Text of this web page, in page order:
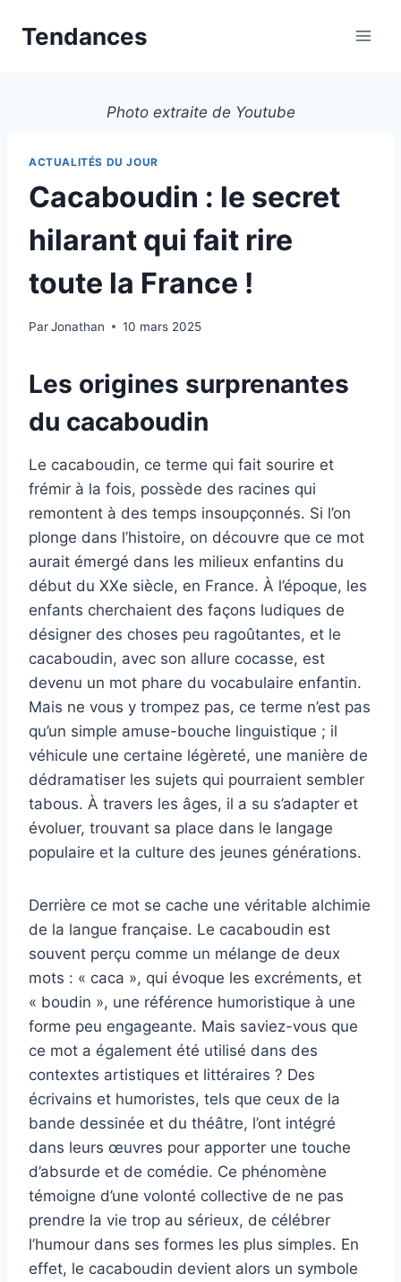
Tendances
Photo extraite de Youtube
ACTUALITÉS DU JOUR
Cacaboudin : le secret
hilarant qui fait rire
toute la France !
ParJonathan 10 mars 2025
Les origines surprenantes
du cacaboudin
Le cacaboudin, ce terme qui fait sourire et
frémir à la fois, possède des racines qui
remontent à des temps insoupçonnés. Si l’on
plonge dans l’histoire, on découvre que ce mot
aurait émergé dans les milieux enfantins du
début du XXe siècle, en France. À l’époque, les
enfants cherchaient des façons ludiques de
désigner des choses peu ragoûtantes, et le
cacaboudin, avec son allure cocasse, est
devenu un mot phare du vocabulaire enfantin.
Mais ne vous y trompez pas, ce terme n’est pas
qu’un simple amuse-bouche linguistique ; il
véhicule une certaine légèreté, une manière de
dédramatiser les sujets qui pourraient sembler
tabous. À travers les âges, il a su s’adapter et
évoluer, trouvant sa place dans le langage
populaire et la culture des jeunes générations.
Derrière ce mot se cache une véritable alchimie
de la langue française. Le cacaboudin est
souvent perçu comme un mélange de deux
mots : « caca », qui évoque les excréments, et
« boudin », une référence humoristique à une
forme peu engageante. Mais saviez-vous que
ce mot a également été utilisé dans des
contextes artistiques et littéraires ? Des
écrivains et humoristes, tels que ceux de la
bande dessinée et du théâtre, l’ont intégré
dans leurs œuvres pour apporter une touche
d’absurde et de comédie. Ce phénomène
témoigne d’une volonté collective de ne pas
prendre la vie trop au sérieux, de célébrer
l’humour dans ses formes les plus simples. En
effet, le cacaboudin devient alors un symbole